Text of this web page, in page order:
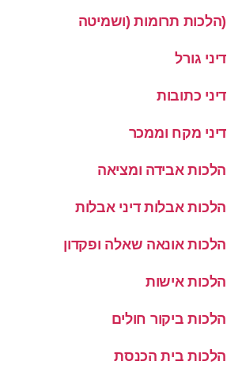
(הלכות תרומות (ושמיטה
דיני גורל
דיני כתובות
דיני מקח וממכר
הלכות אבידה ומציאה
הלכות אבלות דיני אבלות
הלכות אונאה שאלה ופקדון
הלכות אישות
הלכות ביקור חולים
הלכות בית הכנסת